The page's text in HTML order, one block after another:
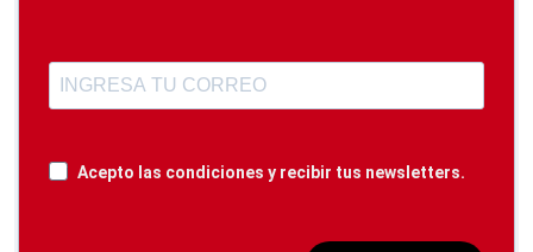
Acepto las condiciones y recibir tus newsletters.